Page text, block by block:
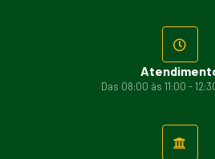
Das 08:00 às 11:00 -